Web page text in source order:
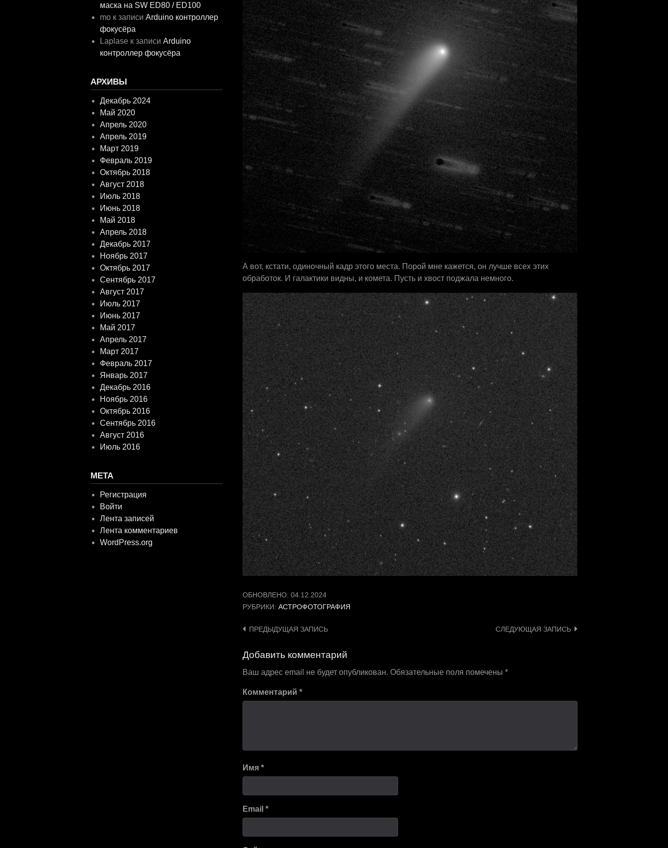
А вот, кстати, одиночный кадр этого места. Порой мне кажется, он лучше всех этих
обработок. И галактики видны, и комета. Пусть и хвост поджала немного.
ОБНОВЛЕНО: 04.12.2024
РУБРИКИ: АСТРОФОТОГРАФИЯ
Навигация
записям
ПРЕДЫДУЩАЯ ЗАПИСЬ СЛЕДУЮЩАЯ ЗАПИСЬ
Добавить комментарий
Ваш адрес email не будет опубликован. Обязательные поля помечены *
Комментарий *
Имя *
Email *
маска на SW ED80 / ED100
mo к записиArduino контроллер
фокусёра
Laplase к записиArduino
контроллер фокусёра
АРХИВЫ
Декабрь 2024
Май 2020
Апрель 2020
Апрель 2019
Март 2019
Февраль 2019
Октябрь 2018
Август 2018
Июль 2018
Июнь 2018
Май 2018
Апрель 2018
Декабрь 2017
Ноябрь 2017
Октябрь 2017
Сентябрь 2017
Август 2017
Июль 2017
Июнь 2017
Май 2017
Апрель 2017
Март 2017
Февраль 2017
Январь 2017
Декабрь 2016
Ноябрь 2016
Октябрь 2016
Сентябрь 2016
Август 2016
Июль 2016
МЕТА
Регистрация
Войти
Лента записей
Лента комментариев
WordPress.org